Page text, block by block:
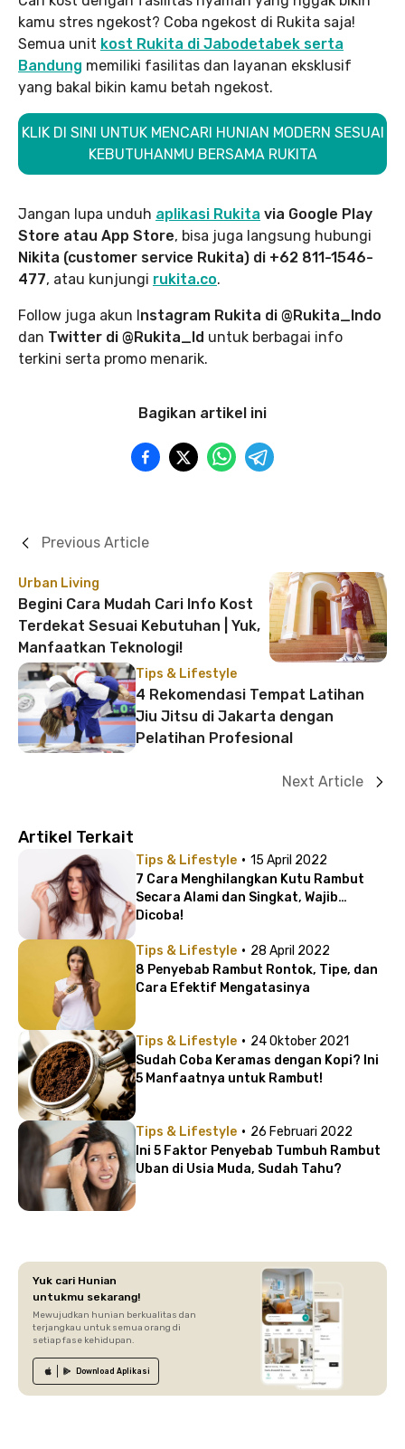
kamu stres ngekost? Coba ngekost di Rukita saja!
Semua unit kost Rukita di Jabodetabek serta
Bandung memiliki fasilitas dan layanan eksklusif
yang bakal bikin kamu betah ngekost.
KLIK DI SINI UNTUK MENCARI HUNIAN MODERN SESUAI
KEBUTUHANMU BERSAMA RUKITA
Jangan lupa unduh aplikasi Rukita via Google Play
Store atau App Store, bisa juga langsung hubungi
Nikita (customer service Rukita) di +62 811-1546-
477, atau kunjungi rukita.co.
Follow juga akun Instagram Rukita di @Rukita_Indo
dan Twitter di @Rukita_Id untuk berbagai info
terkini serta promo menarik.
Bagikan artikel ini
Urban Living
Begini Cara Mudah Cari Info Kost
Terdekat Sesuai Kebutuhan | Yuk,
Manfaatkan Teknologi!
Previous Article
Tips & Lifestyle
4 Rekomendasi Tempat Latihan
Jiu Jitsu di Jakarta dengan
Pelatihan Profesional
Next Article
Artikel Terkait
Tips & Lifestyle · 15 April 2022
7 Cara Menghilangkan Kutu Rambut
Secara Alami dan Singkat, Wajib
Dicoba!
Tips & Lifestyle · 28 April 2022
8 Penyebab Rambut Rontok, Tipe, dan
Cara Efektif Mengatasinya
Tips & Lifestyle · 24 Oktober 2021
Sudah Coba Keramas dengan Kopi? Ini
5 Manfaatnya untuk Rambut!
Tips & Lifestyle · 26 Februari 2022
Ini 5 Faktor Penyebab Tumbuh Rambut
Uban di Usia Muda, Sudah Tahu?
Yuk cari Hunian
untukmu sekarang!
Mewujudkan hunian berkualitas dan
terjangkau untuk semua orang di
setiap fase kehidupan.
Download Aplikasi